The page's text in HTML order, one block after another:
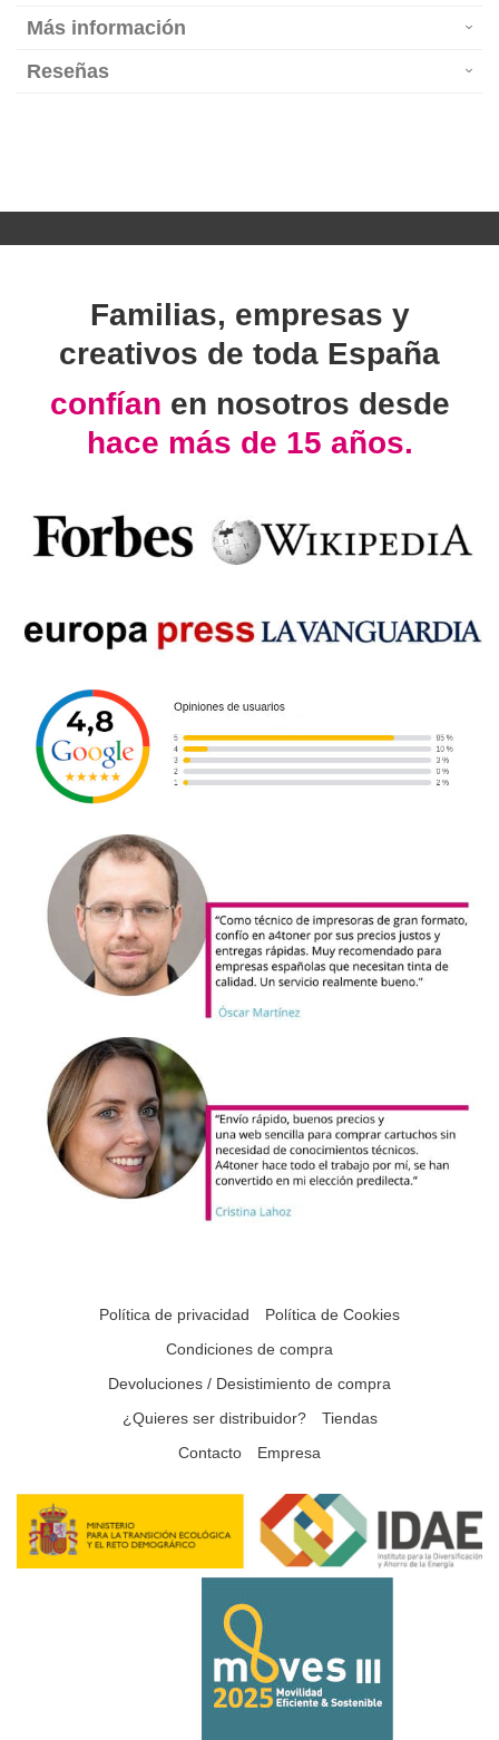
Más información
Reseñas
Familias, empresas y
creativos de toda España
confían en nosotros desde
hace más de 15 años.
Política de privacidad
Política de Cookies
Condiciones de compra
Devoluciones / Desistimiento de compra
¿Quieres ser distribuidor?
Tiendas
Contacto
Empresa